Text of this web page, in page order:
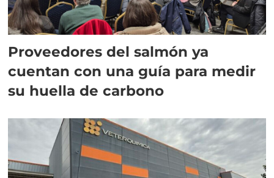
Proveedores del salmón ya
cuentan con una guía para medir
su huella de carbono